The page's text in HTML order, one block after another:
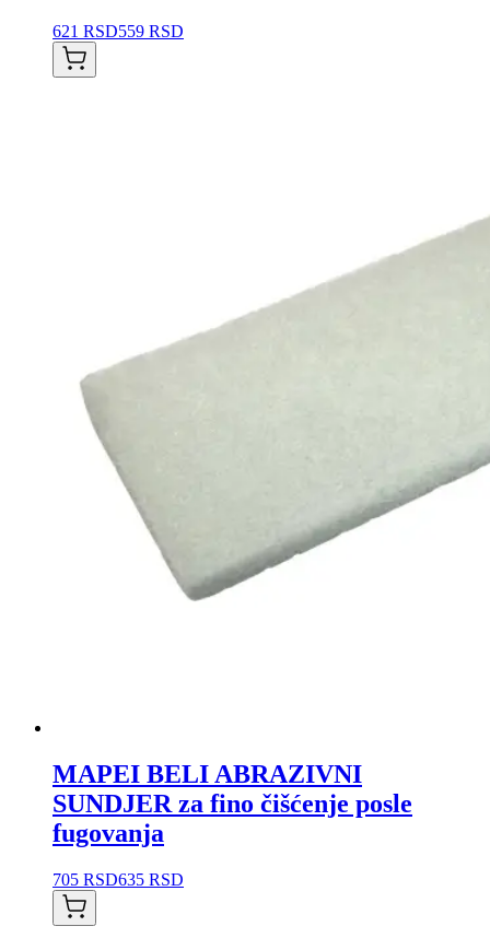
621 RSD559 RSD
MAPEI BELI ABRAZIVNI
SUNDJER za fino čišćenje posle
fugovanja
705 RSD635 RSD